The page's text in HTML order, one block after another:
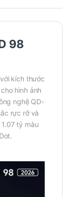
98
kích thước
hình ảnh
nghệ QD-
rực rỡ và
tỷ màu